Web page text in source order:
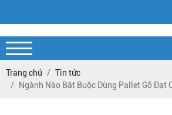
Trang chủ
Tin tức
Ngành Nào Bắt Buộc Dùng Pallet Gỗ Đạt